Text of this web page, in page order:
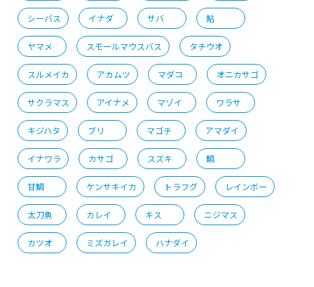
シーバス イナダ サバ 鮎
ヤマメ スモールマウスバス タチウオ
スルメイカ アカムツ マダコ オニカサゴ
サクラマス アイナメ マゾイ ワラサ
キジハタ ブリ マゴチ アマダイ
イナワラ カサゴ スズキ 鯛
甘鯛 ケンサキイカ トラフグ レインボー
太刀魚 カレイ キス ニジマス
カツオ ミズガレイ ハナダイ